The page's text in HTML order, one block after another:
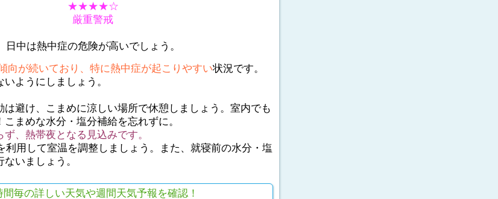
★★★★☆
厳重警戒
日中は熱中症の危険が高いでしょう。
向が続いており、特に熱中症が起こりやすい状況です。
ようにしましょう。
は避け、こまめに涼しい場所で休憩しましょう。室内でも
まめな水分・塩分補給を忘れずに。
、熱帯夜となる見込みです。
利用して室温を調整しましょう。また、就寝前の水分・塩
いましょう。
間毎の詳しい天気や週間天気予報を確認！